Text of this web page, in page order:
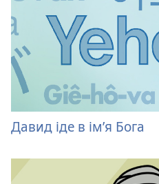
Давид іде в ім’я Бога